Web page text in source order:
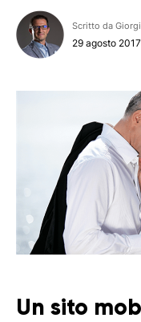
Scritto da
29 agosto 2017
Un sito